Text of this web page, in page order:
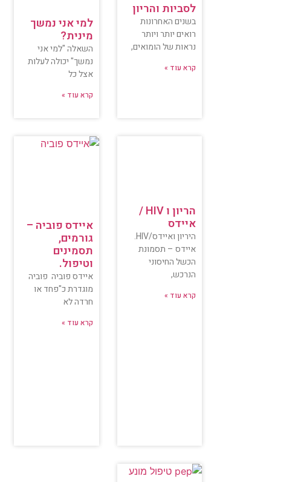
לסביות והריון
בשנים האחרונות
רואים יותר ויותר
נראות של הומואים,
קרא עוד »
למי אני נמשך
מינית?
השאלה "למי אני
נמשך" יכולה לעלות
אצל כל
קרא עוד »
הריון ו HIV /
איידס
היריון ואיידס/HIV.
איידס – תסמונת
הכשל החיסוני
הנרכש,
קרא עוד »
איידס פוביה –
גורמים,
תסמינים
וטיפול.
איידס פוביה פוביה
מוגדרת כ"פחד או
חרדה לא
קרא עוד »